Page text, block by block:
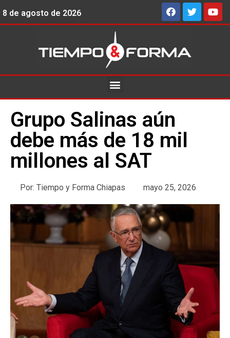
8 de agosto de 2026
Grupo Salinas aún
debe más de 18 mil
millones al SAT
Por: Tiempo y Forma Chiapas mayo 25, 2026